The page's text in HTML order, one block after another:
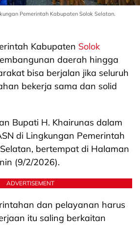
Pemerintah Kabupaten Solok Selatan.
Kabupaten Solok
daerah hingga
bisa berjalan jika seluruh
bekerja sama dan solid
Bupati H. Khairunas dalam
di Lingkungan Pemerintah
bertempat di Halaman
(9/2/2026).
ADVERTISEMENT
dan pelayanan harus
itu saling berkaitan